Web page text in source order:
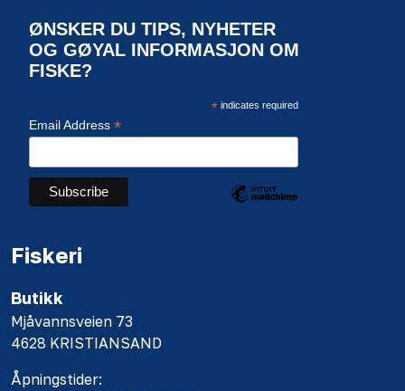
ØNSKER DU TIPS, NYHETER
OG GØYAL INFORMASJON OM
FISKE?
*indicates required
Email Address *
Fiskeri
Butikk
Mjåvannsveien 73
4628 KRISTIANSAND
Åpningstider: